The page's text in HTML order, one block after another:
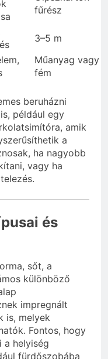
fűrész
3–5 m
Műanyag vagy
fém
beruházni
például egy
amik
a
ha nagyobb
vagy ha
és
sőt, a
különböző
impregnált
is, melyek
Fontos, hogy
a helyiség
fürdőszobába